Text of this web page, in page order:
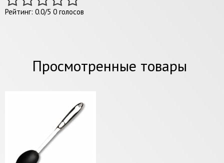
Рейтинг: 0.0/5 0 голосов
Просмотренные товары